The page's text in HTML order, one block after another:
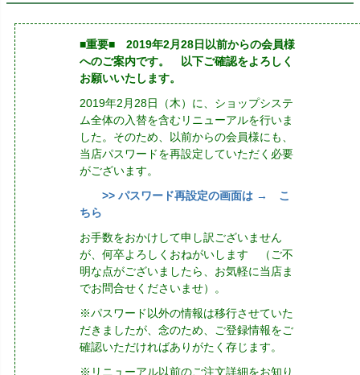
■重要■ 2019年2月28日以前からの会員様
へのご案内です。 以下ご確認をよろしく
お願いいたします。
2019年2月28日（木）に、ショップシステ
ム全体の入替を含むリニューアルを行いま
した。そのため、以前からの会員様にも、
当店パスワードを再設定していただく必要
がございます。
>> パスワード再設定の画面は → こ
ちら
お手数をおかけして申し訳ございません
が、何卒よろしくおねがいします （ご不
明な点がございましたら、お気軽に当店ま
でお問合せくださいませ）。
※パスワード以外の情報は移行させていた
だきましたが、念のため、ご登録情報をご
確認いただければありがたく存じます。
※リニューアル以前のご注文詳細をお知り